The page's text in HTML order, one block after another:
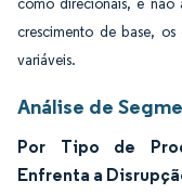
como direcionais, e não
crescimento de base,
variáveis.
Análise de
Por Tipo de
Enfrenta a